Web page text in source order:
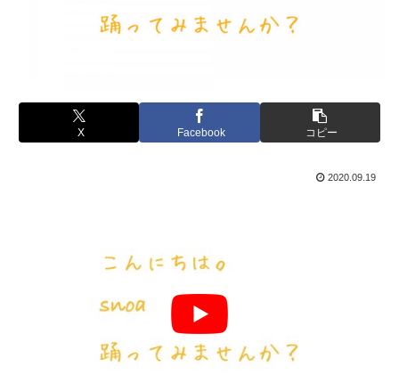
X Facebook コピー
2020.09.19